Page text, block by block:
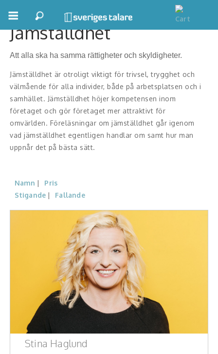
Boka ett möte
Samhällsnytta
Inspirerande Föreläsare
Personlig utveckling, målsättning
Life Stories & Trivsel
Moderator, konferencier
Workshopledare, facilitator
Radio och TV-profiler
Underhållning och event
Event
Humoristiska föredrag
Jämställdhet
Att alla ska ha samma rättigheter och skyldigheter.
Jämställdhet är otroligt viktigt för trivsel, trygghet och
välmående för alla individer, både på arbetsplatsen och i
samhället. Jämställdhet höjer kompetensen inom
företaget och gör företaget mer attraktivt för
omvärlden. Föreläsningar om jämställdhet går igenom
vad jämställdhet egentligen handlar om samt hur man
uppnår det på bästa sätt.
Namn
Pris
Stigande
Fallande
Stina Haglund